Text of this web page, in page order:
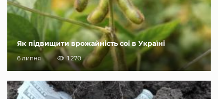
Як підвищити врожайність сої в Україні
6 липня 1 270